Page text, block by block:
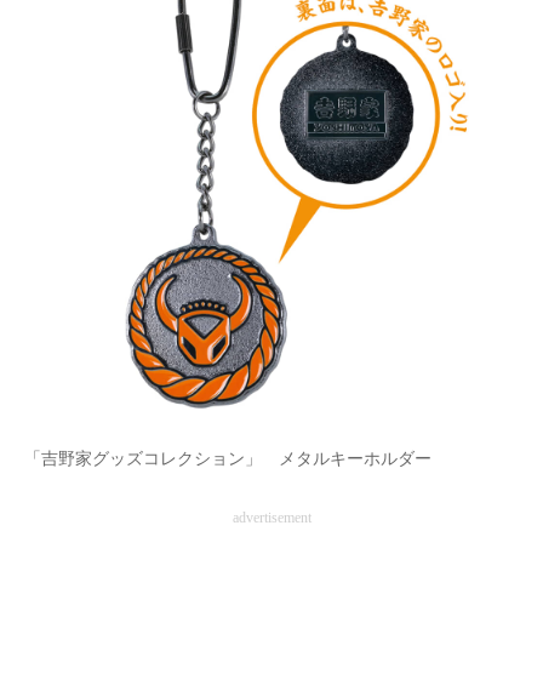
ちょっと気になるネットの話題
「吉野家グッズコレクション」 メタルキーホルダー
advertisement